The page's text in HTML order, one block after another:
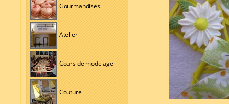
Gourmandises
Atelier
Cours de modelage
Couture